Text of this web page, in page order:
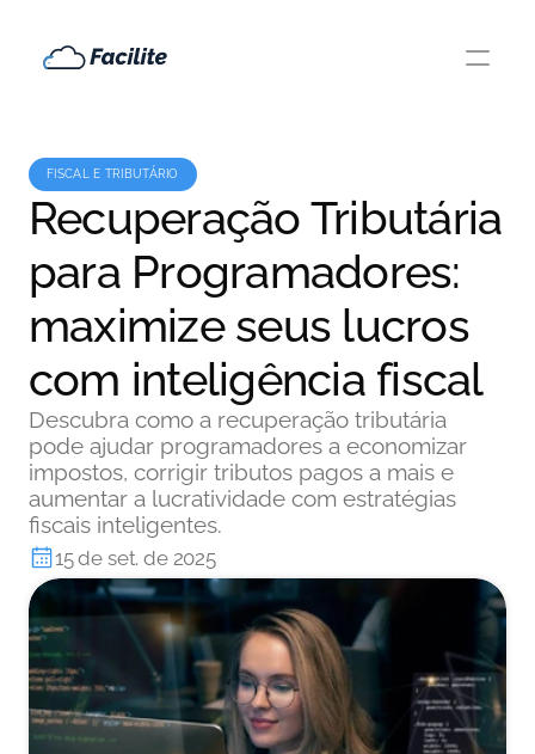
FISCAL E TRIBUTÁRIO
Recuperação Tributária
para Programadores:
maximize seus lucros
com inteligência fiscal
Descubra como a recuperação tributária
pode ajudar programadores a economizar
impostos, corrigir tributos pagos a mais e
aumentar a lucratividade com estratégias
fiscais inteligentes.
15 de set. de 2025